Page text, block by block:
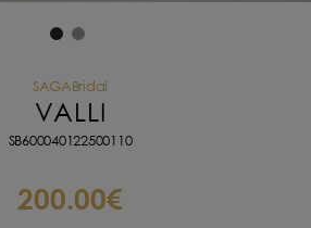
SAGABridal
VALLI
SB600040122500110
200.00€